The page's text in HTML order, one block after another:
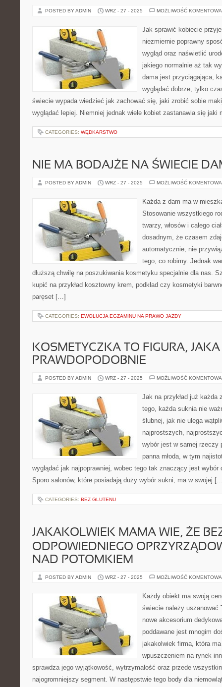
POSTED BY ADMIN WRZ - 27 - 2025 MOŻLIWOŚĆ
Jak sprawić kobiecie
niezmiernie poprawny
wygląd oraz naświetlić
jakiego normalnie aż tak
dama jest przyciągająca,
wyglądać dobrze, tylko
świecie wypada wiedzieć jak zachować się, jaki zrobić sobie
wyglądać lepiej. Niemniej jednak wiele kobiet zastanawia się
CATEGORIES: WĘDKARSTWO
NIE MA BODAJŻE NA ŚWIECIE
POSTED BY ADMIN WRZ - 27 - 2025 MOŻLIWOŚĆ
Każda z dam ma w
Stosowanie wszystkiego
twarzy, włosów i całego
dosadnym, że czasem
automatycznie, nie
tego, co robimy. Jednak
dłuższą chwilę na poszukiwania kosmetyku specjalnie dla nas.
kupić na przykład kosztowny krem, podkład czy kosmetyki
paręset […]
CATEGORIES: EWOLUCJA EGZAMINU NA PRAWO JAZDY
KOSMETYCZKA TO FIGURA,
PRAWDOPODOBNIE
POSTED BY ADMIN WRZ - 27 - 2025 MOŻLIWOŚĆ
Jak na przykład już każda
tego, każda suknia nie
ślubnej, jak nie ulega
najprostszych,
wybór jest w samej rzeczy
panna młoda, w tym
wyglądać jak najpoprawniej, wobec tego tak znaczący jest wybór
Sporo salonów, które posiadają duży wybór sukni, ma w swojej
CATEGORIES: BEZ GLUTENU
JAKAKOLWIEK MAMA WIE, ŻE
ODPOWIEDNIEGO
NAD POTOMKIEM
POSTED BY ADMIN WRZ - 27 - 2025 MOŻLIWOŚĆ
Każdy obiekt ma swoją
świecie należy uszanować
nowe akcesorium
poddawane jest mnogim
jakakolwiek firma, która
wpuszczeniem na rynek
sprawdza jego wyjątkowość, wytrzymałość oraz przede
najogromniejszy segment. W następstwie tego body dla